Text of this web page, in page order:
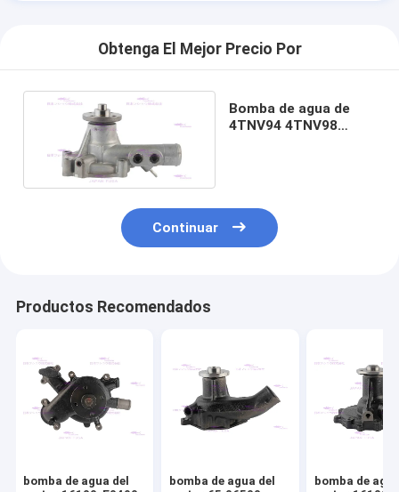
Obtenga El Mejor Precio Por
Bomba de agua de
4TNV94 4TNV98
Continuar
Productos Recomendados
bomba de agua del
bomba de agua del
bomba de